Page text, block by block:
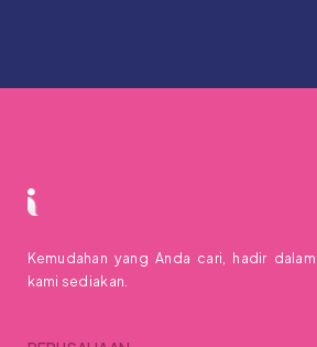
Kemudahan yang Anda cari, hadir
kami sediakan.